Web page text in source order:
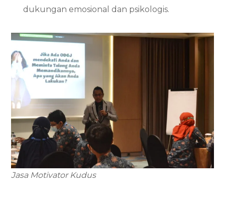
dukungan emosional dan psikologis.
Jasa Motivator Kudus